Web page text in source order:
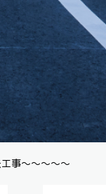
事～～～～～